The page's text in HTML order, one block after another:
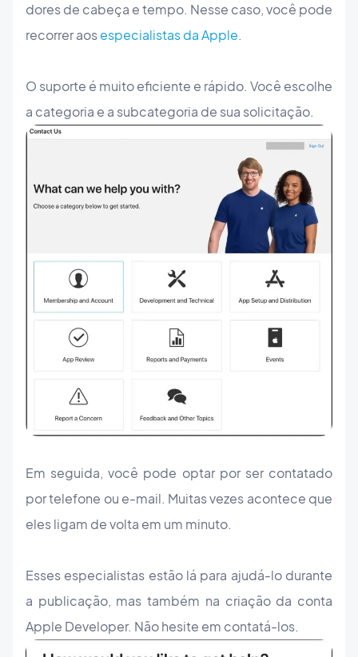
dores de cabeça e tempo. Nesse caso, você pode
recorrer aosespecialistas da Apple.
O suporte é muito eficiente e rápido. Você escolhe
a categoria e a subcategoria de sua solicitação.
Em seguida, você pode optar por ser contatado
por telefone ou e-mail. Muitas vezes acontece que
eles ligam de volta em um minuto.
Esses especialistas estão lá para ajudá-lo durante
a publicação, mas também na criação da conta
Apple Developer. Não hesite em contatá-los.